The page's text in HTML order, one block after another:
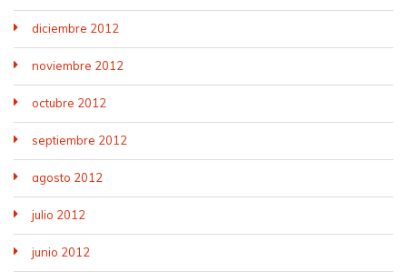
diciembre 2012
noviembre 2012
octubre 2012
septiembre 2012
agosto 2012
julio 2012
junio 2012